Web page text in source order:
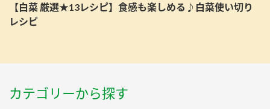
【白菜 厳選★13レシピ】食感も楽しめる♪白菜使い切り
レシピ
カテゴリーから探す